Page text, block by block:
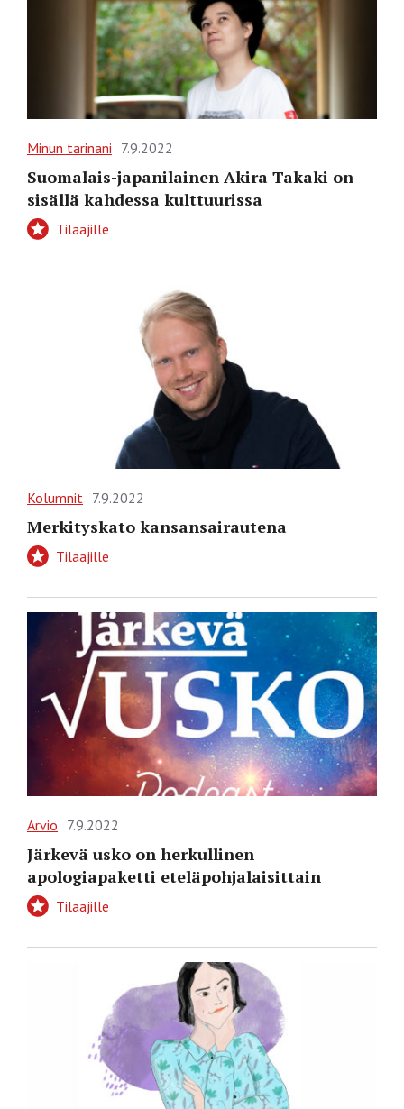
Minun tarinani 7.9.2022
Suomalais-japanilainen Akira Takaki on
sisällä kahdessa kulttuurissa
Tilaajille
Kolumnit 7.9.2022
Merkityskato kansansairautena
Tilaajille
Arvio 7.9.2022
Järkevä usko on herkullinen
apologiapaketti eteläpohjalaisittain
Tilaajille